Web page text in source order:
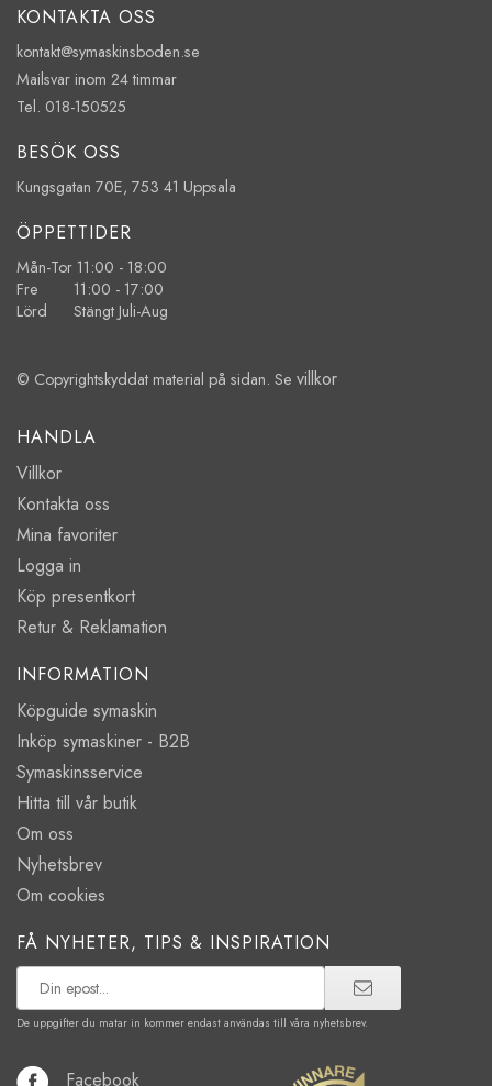
KONTAKTA OSS
kontakt@symaskinsboden.se
Mailsvar inom 24 timmar
Tel. 018-150525
BESÖK OSS
Kungsgatan 70E, 753 41 Uppsala
ÖPPETTIDER
Mån-Tor 11:00 - 18:00
Fre 11:00 - 17:00
Lörd Stängt Juli-Aug
© Copyrightskyddat material på sidan. Se villkor
HANDLA
Villkor
Kontakta oss
Mina favoriter
Logga in
Köp presentkort
Retur & Reklamation
INFORMATION
Köpguide symaskin
Inköp symaskiner - B2B
Symaskinsservice
Hitta till vår butik
Om oss
Nyhetsbrev
Om cookies
FÅ NYHETER, TIPS & INSPIRATION
De uppgifter du matar in kommer endast användas till våra nyhetsbrev.
Facebook